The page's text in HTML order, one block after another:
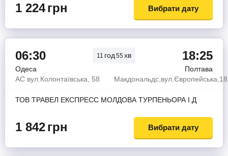
1 224грн Вибрати дату
06:30 11 год55хв 18:25
Одеса
Полтава
АС вул.Колонтаївська, 58
ТОВ ТРАВЕЛ ЕКСПРЕСС МОЛДОВА ТУРПЕНЬОРА І.Д
1 842грн Вибрати дату